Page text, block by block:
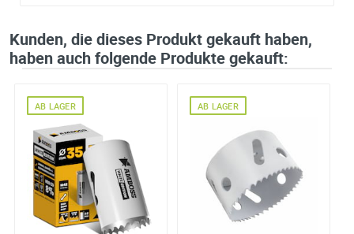
Kunden, die dieses Produkt gekauft haben,
haben auch folgende Produkte gekauft:
AB LAGER AB LAGER